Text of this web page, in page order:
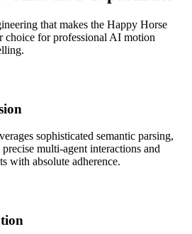
that makes the Happy Horse
choice for professional AI motion
sophisticated semantic parsing,
multi-agent interactions and
with absolute adherence.